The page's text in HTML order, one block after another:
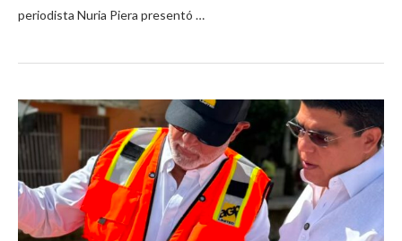
periodista Nuria Piera presentó …